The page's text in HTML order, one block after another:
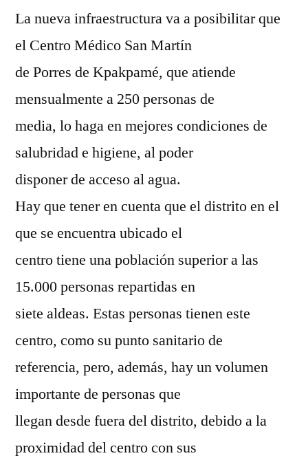
La nueva infraestructura va a posibilitar que
el Centro Médico San Martín
de Porres de Kpakpamé, que atiende
mensualmente a 250 personas de
media, lo haga en mejores condiciones de
salubridad e higiene, al poder
disponer de acceso al agua.
Hay que tener en cuenta que el distrito en el
que se encuentra ubicado el
centro tiene una población superior a las
15.000 personas repartidas en
siete aldeas. Estas personas tienen este
centro, como su punto sanitario de
referencia, pero, además, hay un volumen
importante de personas que
llegan desde fuera del distrito, debido a la
proximidad del centro con sus